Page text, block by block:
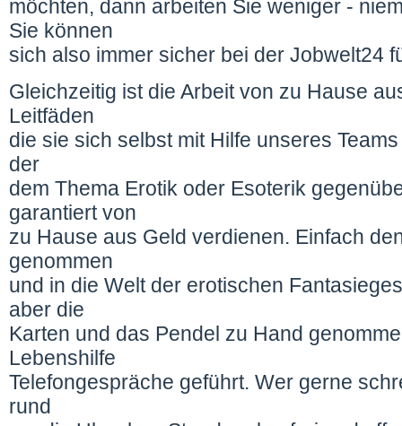
möchten, dann arbeiten Sie weniger -
Sie können
sich also immer sicher bei der Jobwelt24
Gleichzeitig ist die Arbeit von zu Hause
Leitfäden
die sie sich selbst mit Hilfe unseres
der
dem Thema Erotik oder Esoterik
garantiert von
zu Hause aus Geld verdienen. Einfach
genommen
und in die Welt der erotischen
aber die
Karten und das Pendel zu Hand
Lebenshilfe
Telefongespräche geführt. Wer gerne
rund